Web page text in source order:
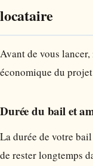
locataire
Avant de vous
économique du
Durée du bail et
La durée de votre
de rester longtemps